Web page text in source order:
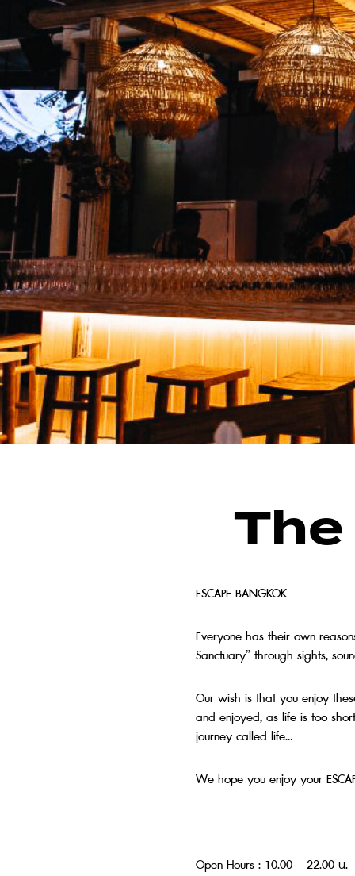
ESCAPE BANGKOK
Everyone has their own
Sanctuary” through sights,
Our wish is that you enjoy
and enjoyed, as life is too
journey called life…
We hope you enjoy your
Open Hours : 10.00 – 22.00 น.